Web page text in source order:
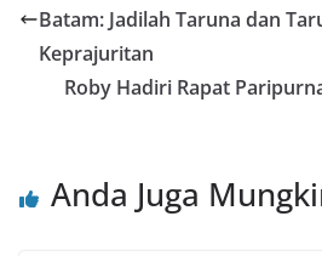
Batam: Jadilah Taruna dan
Keprajuritan
Roby Hadiri Rapat
Anda Juga